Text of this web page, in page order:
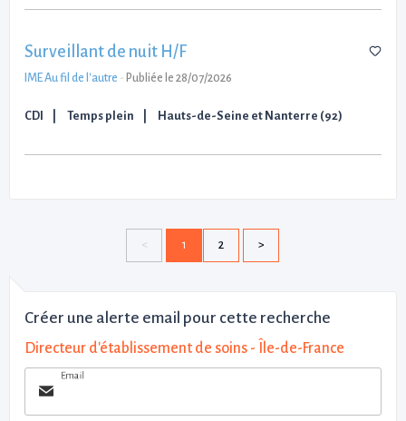
Surveillant de nuit H/F
IME Au fil de l'autre - Publiée le 28/07/2026
CDI Temps plein Hauts-de-Seine et Nanterre (92)
1 2
Créer une alerte email pour cette recherche
Directeur d'établissement de soins - Île-de-France
Email